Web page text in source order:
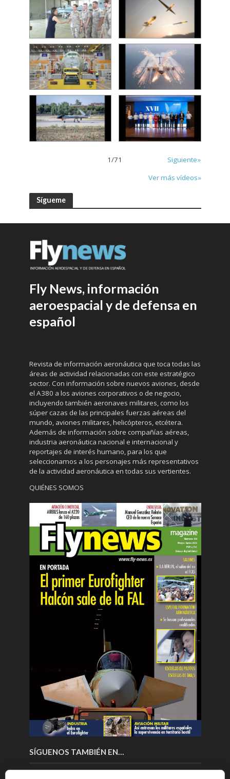
1/71
Siguiente»
Ver más vídeos»
Sígueme
Fly News, información
aeroespacial y de defensa en
español
Revista de información aeronáutica que toca todas las
áreas de actividad relacionadas con este estratégico
sector. Con información sobre nuevos aviones, desde
el A380 a los aviones corporativos o de negocio,
incluyendo también aeronaves militares, como los
súper cazas de las principales fuerzas aéreas del
mundo, aviones militares, helicópteros, etcétera.
Además de información sobre compañías aéreas,
industria aeronáutica nacional e internacional y
reportajes de interés humano, para los que
seleccionamos a los personajes más representativos
de la actividad aeronáutica en todas sus vertientes.
QUIÉNES SOMOS
SÍGUENOS TAMBIÉN EN…